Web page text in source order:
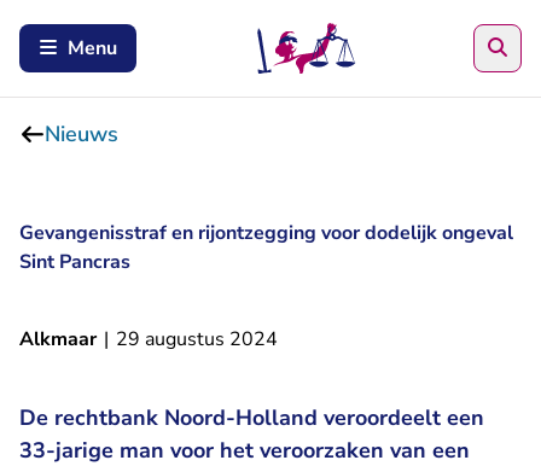
Menu
Nieuws
Gevangenisstraf en rijontzegging voor dodelijk ongeval
Sint Pancras
Alkmaar | 29 augustus 2024
De rechtbank Noord-Holland veroordeelt een
33-jarige man voor het veroorzaken van een